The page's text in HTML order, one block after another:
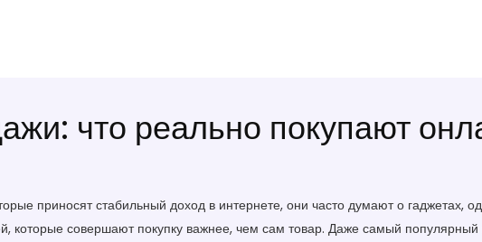
что реально покупают
приносят стабильный доход в интернете, они часто думают о гаджетах,
которые совершают покупку важнее, чем сам товар. Даже самый популярный